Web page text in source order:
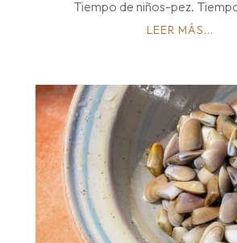
Tiempo de niños-pez.
LEER MÁS...